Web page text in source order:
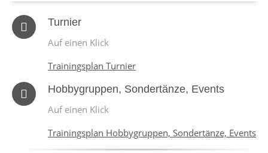
Turnier
Auf einen Klick
Trainingsplan Turnier
Hobbygruppen, Sondertänze, Events
Auf einen Klick
Trainingsplan Hobbygruppen, Sondertänze, Events